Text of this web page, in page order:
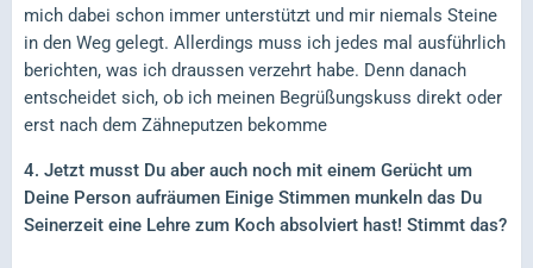
mich dabei schon immer unterstützt und mir niemals Steine
in den Weg gelegt. Allerdings muss ich jedes mal ausführlich
berichten, was ich draussen verzehrt habe. Denn danach
entscheidet sich, ob ich meinen Begrüßungskuss direkt oder
erst nach dem Zähneputzen bekomme
4. Jetzt musst Du aber auch noch mit einem Gerücht um
Deine Person aufräumen Einige Stimmen munkeln das Du
Seinerzeit eine Lehre zum Koch absolviert hast! Stimmt das?